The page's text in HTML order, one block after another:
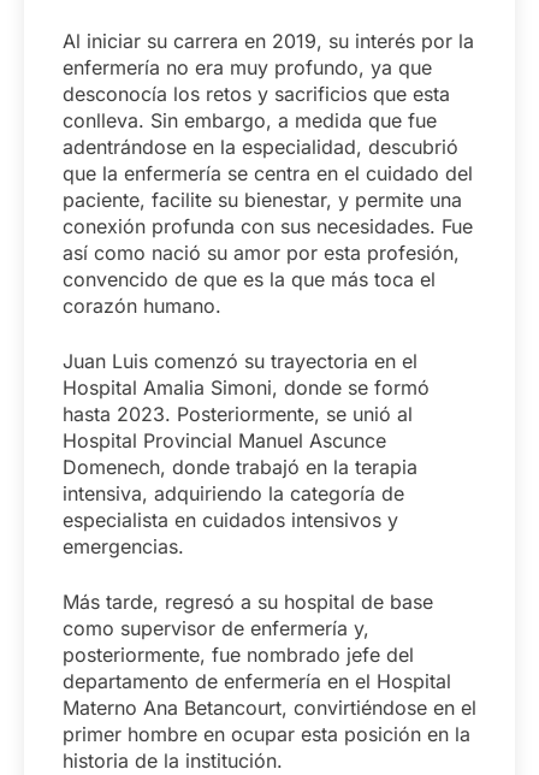
Al iniciar su carrera en 2019, su interés por la
enfermería no era muy profundo, ya que
desconocía los retos y sacrificios que esta
conlleva. Sin embargo, a medida que fue
adentrándose en la especialidad, descubrió
que la enfermería se centra en el cuidado del
paciente, facilite su bienestar, y permite una
conexión profunda con sus necesidades. Fue
así como nació su amor por esta profesión,
convencido de que es la que más toca el
corazón humano.
Juan Luis comenzó su trayectoria en el
Hospital Amalia Simoni, donde se formó
hasta 2023. Posteriormente, se unió al
Hospital Provincial Manuel Ascunce
Domenech, donde trabajó en la terapia
intensiva, adquiriendo la categoría de
especialista en cuidados intensivos y
emergencias.
Más tarde, regresó a su hospital de base
como supervisor de enfermería y,
posteriormente, fue nombrado jefe del
departamento de enfermería en el Hospital
Materno Ana Betancourt, convirtiéndose en el
primer hombre en ocupar esta posición en la
historia de la institución.